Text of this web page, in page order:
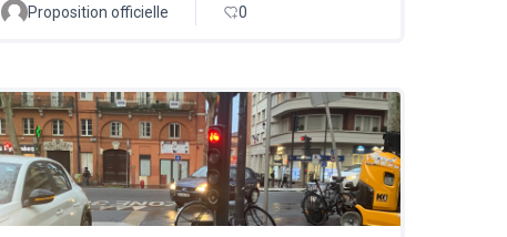
Proposition officielle 0